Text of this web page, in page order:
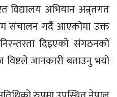
अभियान अन्र्तगत
संचालन गर्दै आएकोमा उक्त
दिइएको संगठनको
विष्टले जानकारी बताउनु भयो